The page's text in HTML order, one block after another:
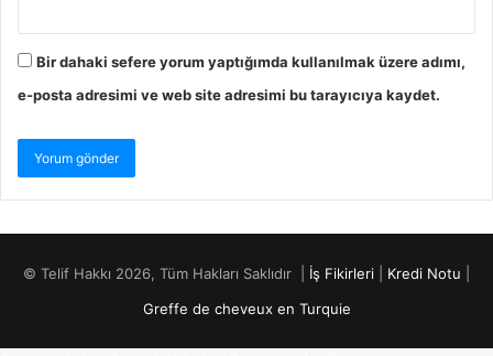
Bir dahaki sefere yorum yaptığımda kullanılmak üzere adımı,
e-posta adresimi ve web site adresimi bu tarayıcıya kaydet.
© Telif Hakkı 2026, Tüm Hakları Saklıdır | İş Fikirleri Kredi Notu
Greffe de cheveux en Turquie